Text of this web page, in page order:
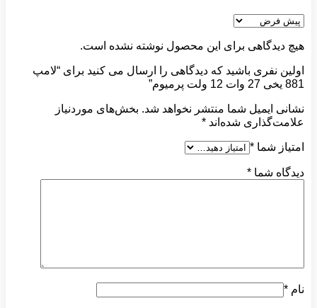
هیچ دیدگاهی برای این محصول نوشته نشده است.
اولین نفری باشید که دیدگاهی را ارسال می کنید برای “لامپ
881 یخی 27 وات 12 ولت پرمیوم”
نشانی ایمیل شما منتشر نخواهد شد. بخش‌های موردنیاز
علامت‌گذاری شده‌اند *
امتیاز شما *
دیدگاه شما *
نام *